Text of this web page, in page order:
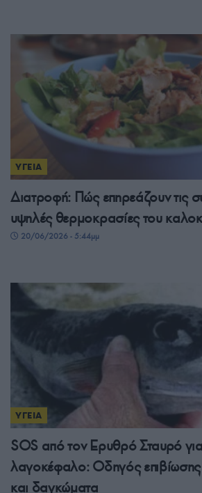
ΥΓΕΙΑ
Διατροφή: Πώς επηρεάζουν τις
υψηλές θερμοκρασίες του
20/06/2026 - 5:44μμ
ΥΓΕΙΑ
SOS από τον Ερυθρό Σταυρό
λαγοκέφαλο: Οδηγός επιβίωσης
και δαγκώματα